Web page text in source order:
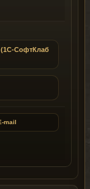
(1C-СофтКлаб
mail